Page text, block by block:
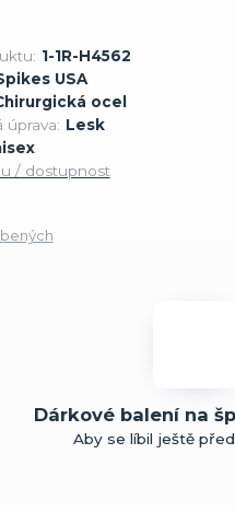
1-1R-H4562
USA
ocel
úprava: Lesk
/ dostupnost
Dárkové balení na
Aby se líbil ještě